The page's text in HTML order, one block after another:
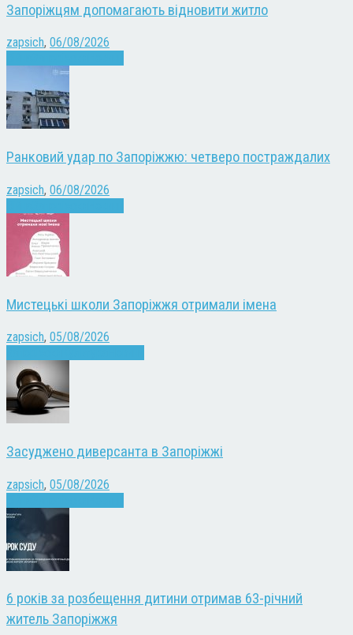
Запоріжцям допомагають відновити житло
zapsich, 06/08/2026
Ранковий удар по Запоріжжю: четверо постраждалих
zapsich, 06/08/2026
Мистецькі школи Запоріжжя отримали імена
zapsich, 05/08/2026
Засуджено диверсанта в Запоріжжі
zapsich, 05/08/2026
6 років за розбещення дитини отримав 63-річний
житель Запоріжжя